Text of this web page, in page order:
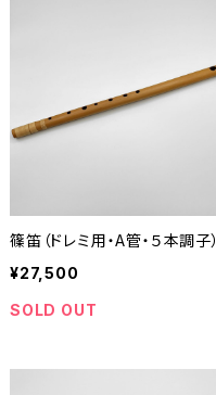
篠笛（ドレミ用・A管・５本調子）
¥27,500
SOLD OUT